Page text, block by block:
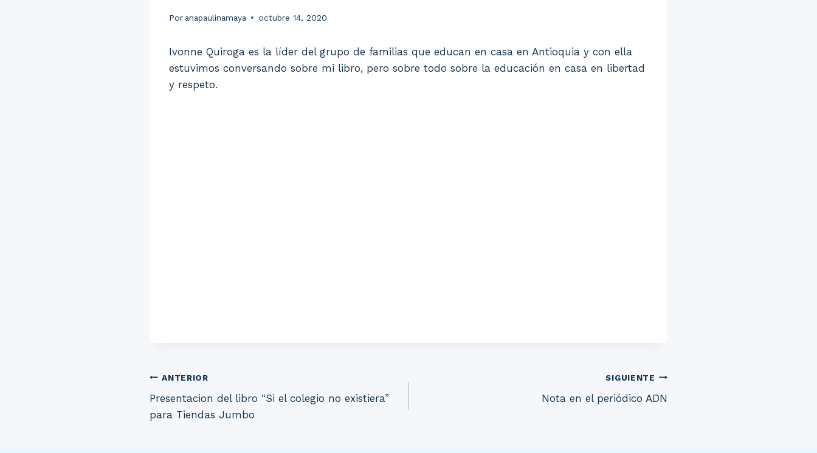
Por anapaulinamaya octubre 14, 2020
Ivonne Quiroga es la líder del grupo de familias que educan en casa en Antioquia y con ella
estuvimos conversando sobre mi libro, pero sobre todo sobre la educación en casa en libertad
y respeto.
Navegación
de
ANTERIOR
Presentacion del libro “Si el colegio no existiera”
para Tiendas Jumbo
SIGUIENTE
Nota en el periódico ADN